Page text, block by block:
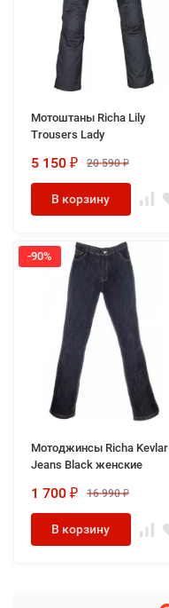
Мотоштаны Richa Lily
Trousers Lady
5 150 ₽ 20 590 ₽
В корзину
-90%
Мотоджинсы Richa Kevlar
Jeans Black женские
1 700 ₽ 16 990 ₽
В корзину